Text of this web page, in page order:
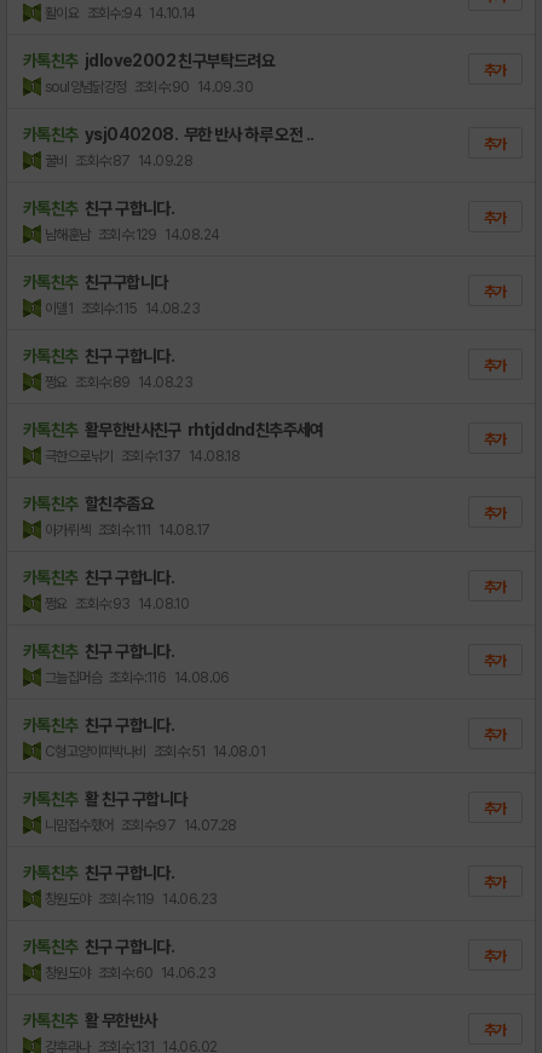
활이요 조회수:94 14.10.14
카톡친추 jdlove2002 친구부탁드려요
soul양념닭강정 조회수:90 14.09.30
추가
카톡친추 ysj040208. 무한 반사 하루 오전 ..
꿀비 조회수:87 14.09.28
추가
카톡친추 친구 구합니다.
남해훈남 조회수:129 14.08.24
추가
카톡친추 친구구합니다
이델1 조회수:115 14.08.23
추가
카톡친추 친구 구합니다.
쩡요 조회수:89 14.08.23
추가
카톡친추 활무한반사친구 rhtjddnd친추주세여
극한으로낚기 조회수:137 14.08.18
추가
카톡친추 할친추좀요
아가뤼섹 조회수:111 14.08.17
추가
카톡친추 친구 구합니다.
쩡요 조회수:93 14.08.10
추가
카톡친추 친구 구합니다.
그늘집머슴 조회수:116 14.08.06
추가
카톡친추 친구 구합니다.
C형고양이띠박나비 조회수:51 14.08.01
추가
카톡친추 활 친구 구합니다
니맘접수했어 조회수:97 14.07.28
추가
카톡친추 친구 구합니다.
창원도야 조회수:119 14.06.23
추가
카톡친추 친구 구합니다.
창원도야 조회수:60 14.06.23
추가
카톡친추 활 무한반사
걍후라나 조회수:131 14.06.02
추가